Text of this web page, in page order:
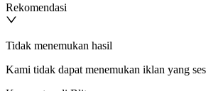
Rekomendasi
Tidak menemukan hasil
Kami tidak dapat menemukan iklan yang